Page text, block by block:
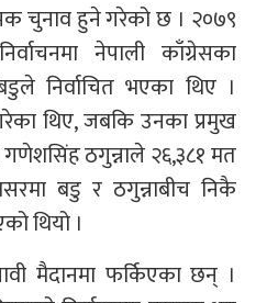
चुनाव हुने गरेको छ । २०७९
नेपाली काँग्रेसका
निर्वाचित भएका थिए ।
थिए, जबकि उनका प्रमुख
गणेशसिंह ठगुन्नाले २६,३८१ मत
बडु र ठगुन्नाबीच निकै
थियो ।
मैदानमा फर्किएका छन् ।